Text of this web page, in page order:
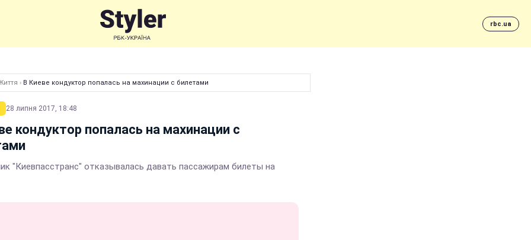
rbc.ua
› В Киеве кондуктор попалась на махинации с билетами
28 липня 2017, 18:48
кондуктор попалась на махинации с
"Киевпасстранс" отказывалась давать пассажирам билеты на